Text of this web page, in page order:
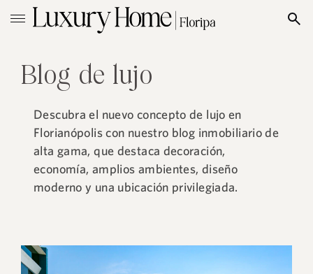
Blog de lujo
Descubra el nuevo concepto de lujo en
Florianópolis con nuestro blog inmobiliario de
alta gama, que destaca decoración,
economía, amplios ambientes, diseño
moderno y una ubicación privilegiada.